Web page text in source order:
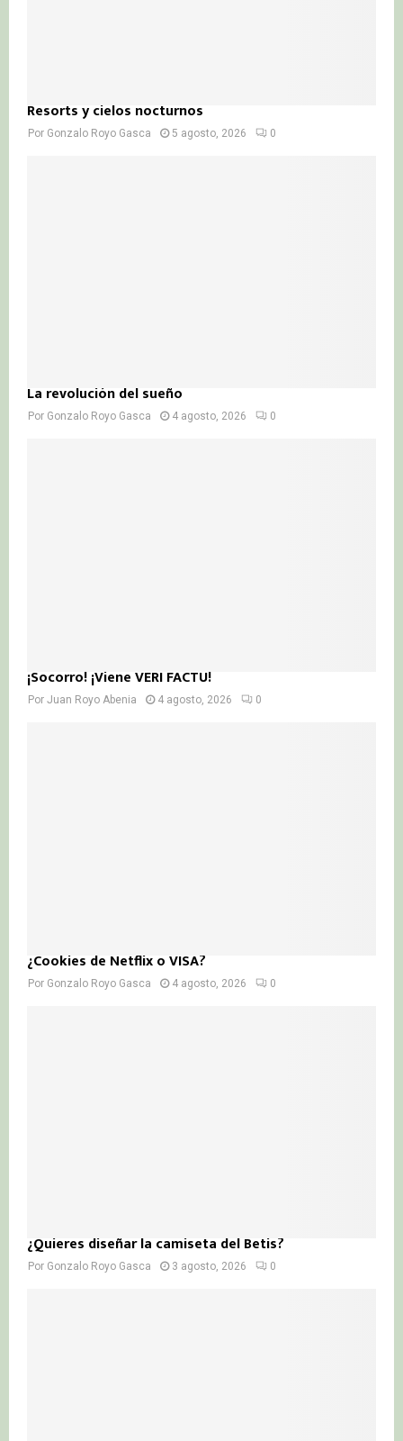
Resorts y cielos nocturnos
Por Gonzalo Royo Gasca 5 agosto, 2026 0
La revolución del sueño
Por Gonzalo Royo Gasca 4 agosto, 2026 0
¡Socorro! ¡Viene VERI FACTU!
Por Juan Royo Abenia 4 agosto, 2026 0
¿Cookies de Netflix o VISA?
Por Gonzalo Royo Gasca 4 agosto, 2026 0
¿Quieres diseñar la camiseta del Betis?
Por Gonzalo Royo Gasca 3 agosto, 2026 0